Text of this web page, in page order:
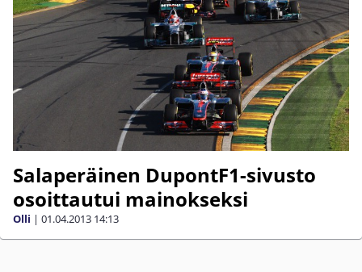
Salaperäinen DupontF1-sivusto
osoittautui mainokseksi
Olli | 01.04.2013 14:13